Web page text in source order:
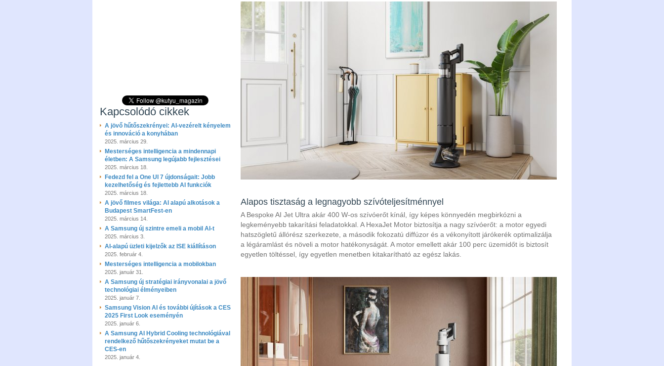
Kapcsolódó cikkek
A jövő hűtőszekrényei: AI-vezérelt kényelem
és innováció a konyhában
2025. március 29.
Mesterséges intelligencia a mindennapi
életben: A Samsung legújabb fejlesztései
2025. március 18.
Fedezd fel a One UI 7 újdonságait: Jobb
kezelhetőség és fejlettebb AI funkciók
2025. március 18.
A jövő filmes világa: AI alapú alkotások a
Budapest SmartFest-en
2025. március 14.
A Samsung új szintre emeli a mobil AI-t
2025. március 3.
AI-alapú üzleti kijelzők az ISE kiállításon
2025. február 4.
Mesterséges intelligencia a mobilokban
2025. január 31.
A Samsung új stratégiai irányvonalai a jövő
technológiai élményeiben
2025. január 7.
Samsung Vision AI és további újítások a CES
2025 First Look eseményén
2025. január 6.
A Samsung AI Hybrid Cooling technológiával
rendelkező hűtőszekrényeket mutat be a
CES-en
2025. január 4.
Alapos tisztaság a legnagyobb szívóteljesítménnyel
A Bespoke AI Jet Ultra akár 400 W-os szívóerőt kínál, így képes könnyedén megbirkózni a
legkeményebb takarítási feladatokkal. A HexaJet Motor biztosítja a nagy szívóerőt: a motor egyedi
hatszögletű állórész szerkezete, a második fokozatú diffúzor és a vékonyított járókerék optimalizálja
a légáramlást és növeli a motor hatékonyságát. A motor emellett akár 100 perc üzemidőt is biztosít
egyetlen töltéssel, így egyetlen menetben kitakarítható az egész lakás.